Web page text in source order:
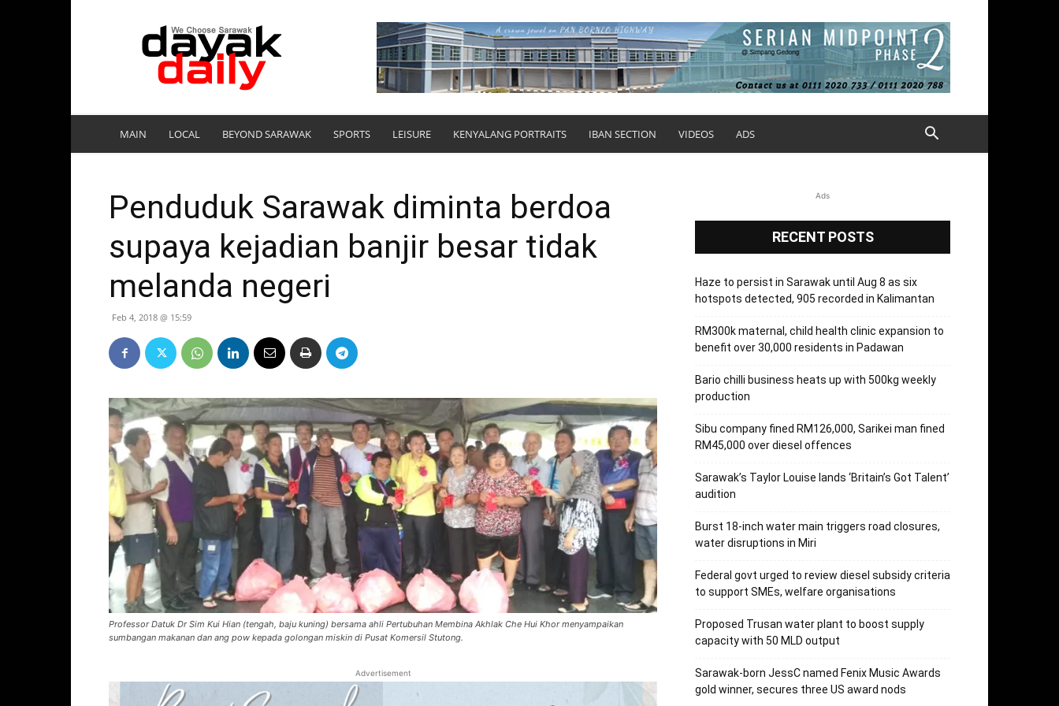
DayakDaily
MAIN LOCAL BEYOND SARAWAK SPORTS LEISURE KENYALANG PORTRAITS IBAN SECTION VIDEOS ADS
Penduduk Sarawak diminta berdoa
supaya kejadian banjir besar tidak
melanda negeri
Feb 4, 2018 @ 15:59
Professor Datuk Dr Sim Kui Hian (tengah, baju kuning) bersama ahli Pertubuhan Membina Akhlak Che Hui Khor menyampaikan
sumbangan makanan dan ang pow kepada golongan miskin di Pusat Komersil Stutong.
Advertisement
Ads
RECENT POSTS
Haze to persist in Sarawak until Aug 8 as six
hotspots detected, 905 recorded in Kalimantan
RM300k maternal, child health clinic expansion to
benefit over 30,000 residents in Padawan
Bario chilli business heats up with 500kg weekly
production
Sibu company fined RM126,000, Sarikei man fined
RM45,000 over diesel offences
Sarawak’s Taylor Louise lands ‘Britain’s Got Talent’
audition
Burst 18-inch water main triggers road closures,
water disruptions in Miri
Federal govt urged to review diesel subsidy criteria
to support SMEs, welfare organisations
Proposed Trusan water plant to boost supply
capacity with 50 MLD output
Sarawak-born JessC named Fenix Music Awards
gold winner, secures three US award nods